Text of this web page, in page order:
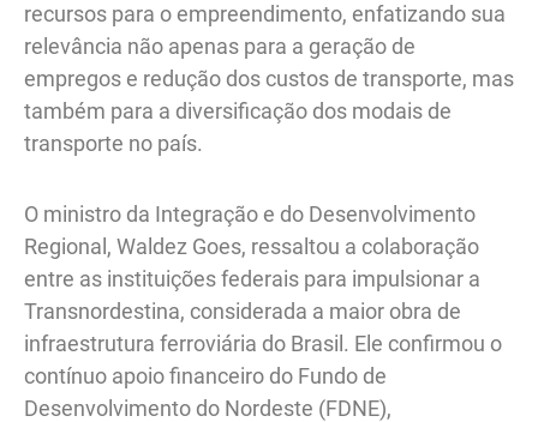
recursos para o empreendimento, enfatizando sua
relevância não apenas para a geração de
empregos e redução dos custos de transporte, mas
também para a diversificação dos modais de
transporte no país.
O ministro da Integração e do Desenvolvimento
Regional, Waldez Goes, ressaltou a colaboração
entre as instituições federais para impulsionar a
Transnordestina, considerada a maior obra de
infraestrutura ferroviária do Brasil. Ele confirmou o
contínuo apoio financeiro do Fundo de
Desenvolvimento do Nordeste (FDNE),